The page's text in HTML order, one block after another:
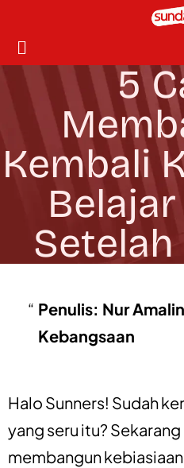
5
Kembali
Penulis: Nur
Kebangsaan
Halo Sunners! Sudah
yang seru itu?
membangun